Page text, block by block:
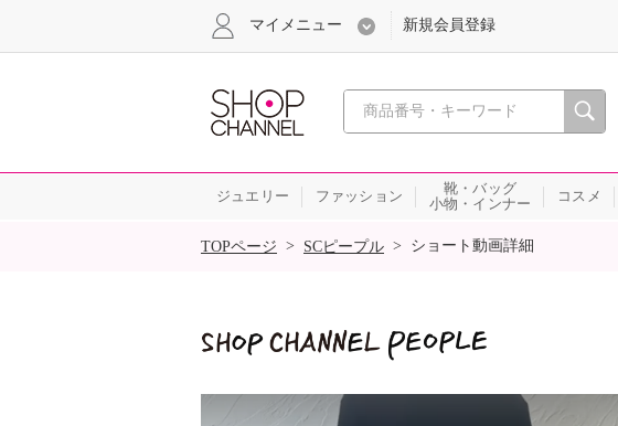
心おどる、瞬間を。通販・
マイメニュー 新規会員登録
ジュエリー ファッション
靴・バッグ
小物・インナー
コスメ
SALE
TOPページ > SCピープル > ショート動画詳細